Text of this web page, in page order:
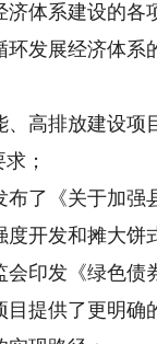
体系建设的各
发展经济体系
高排放建设项
；
了《关于加强
开发和摊大饼
印发《绿色债
提供了更明确